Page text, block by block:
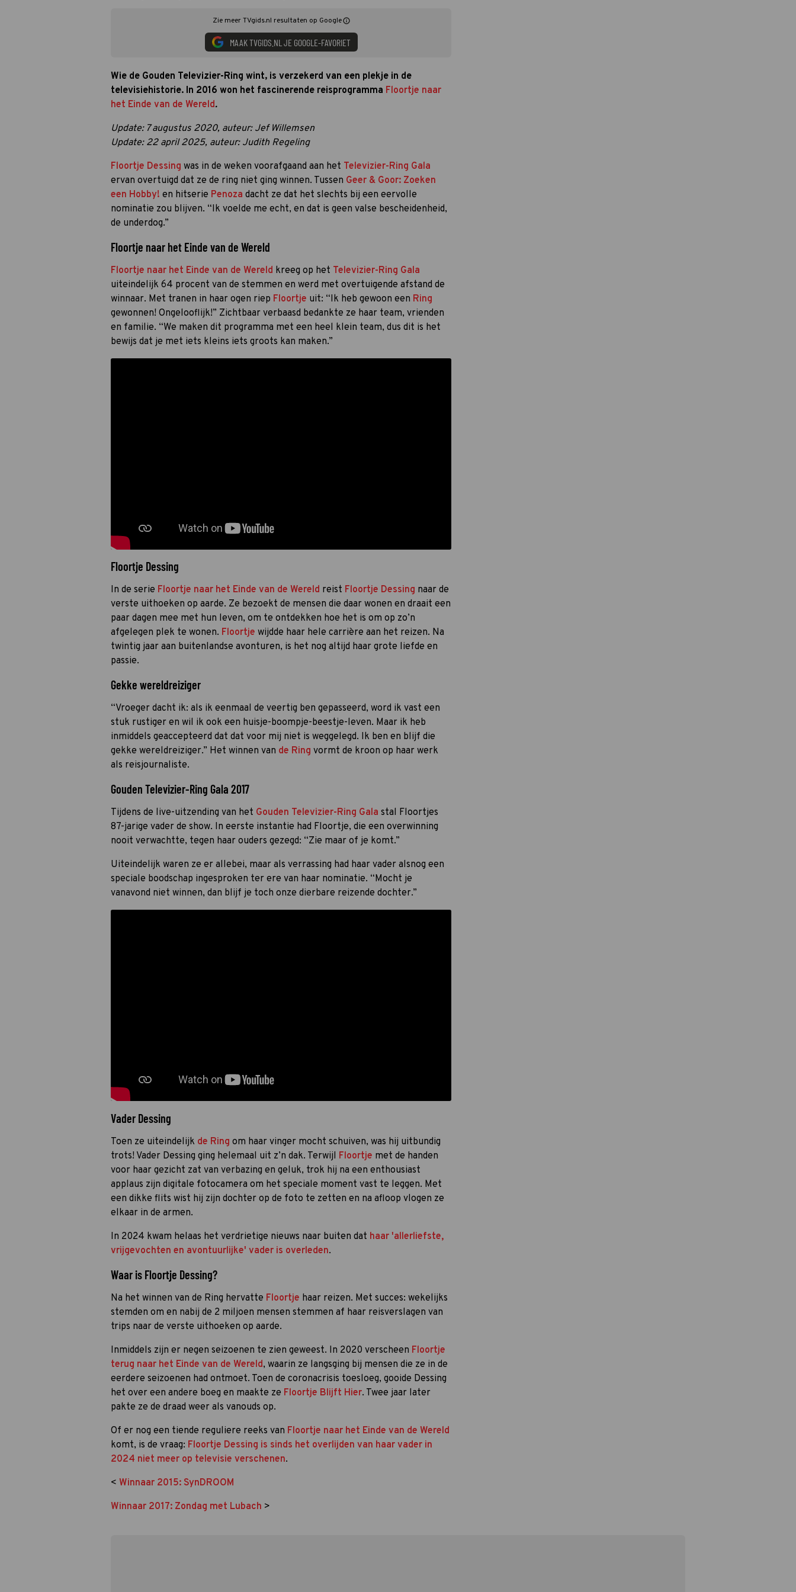
Zie meer TVgids.nl resultaten op Google
MAAK TVGIDS.NL JE GOOGLE-FAVORIET
Wie de Gouden Televizier-Ring wint, is verzekerd van een plekje in de
televisiehistorie. In 2016 won het fascinerende reisprogramma Floortje naar
het Einde van de Wereld.
Update: 7 augustus 2020, auteur: Jef Willemsen
Update: 22 april 2025, auteur: Judith Regeling
Floortje Dessing was in de weken voorafgaand aan het Televizier-Ring Gala
ervan overtuigd dat ze de ring niet ging winnen. Tussen Geer & Goor: Zoeken
een Hobby! en hitserie Penoza dacht ze dat het slechts bij een eervolle
nominatie zou blijven. “Ik voelde me echt, en dat is geen valse bescheidenheid,
de underdog.”
Floortje naar het Einde van de Wereld
Floortje naar het Einde van de Wereld kreeg op het Televizier-Ring Gala
uiteindelijk 64 procent van de stemmen en werd met overtuigende afstand de
winnaar. Met tranen in haar ogen riep Floortje uit: “Ik heb gewoon een Ring
gewonnen! Ongelooflijk!” Zichtbaar verbaasd bedankte ze haar team, vrienden
en familie. “We maken dit programma met een heel klein team, dus dit is het
bewijs dat je met iets kleins iets groots kan maken.”
Floortje Dessing
In de serie Floortje naar het Einde van de Wereld reist Floortje Dessing naar de
verste uithoeken op aarde. Ze bezoekt de mensen die daar wonen en draait een
paar dagen mee met hun leven, om te ontdekken hoe het is om op zo’n
afgelegen plek te wonen. Floortje wijdde haar hele carrière aan het reizen. Na
twintig jaar aan buitenlandse avonturen, is het nog altijd haar grote liefde en
passie.
Gekke wereldreiziger
“Vroeger dacht ik: als ik eenmaal de veertig ben gepasseerd, word ik vast een
stuk rustiger en wil ik ook een huisje-boompje-beestje-leven. Maar ik heb
inmiddels geaccepteerd dat dat voor mij niet is weggelegd. Ik ben en blijf die
gekke wereldreiziger.” Het winnen van de Ring vormt de kroon op haar werk
als reisjournaliste.
Gouden Televizier-Ring Gala 2017
Tijdens de live-uitzending van het Gouden Televizier-Ring Gala stal Floortjes
87-jarige vader de show. In eerste instantie had Floortje, die een overwinning
nooit verwachtte, tegen haar ouders gezegd: “Zie maar of je komt.”
Uiteindelijk waren ze er allebei, maar als verrassing had haar vader alsnog een
speciale boodschap ingesproken ter ere van haar nominatie. “Mocht je
vanavond niet winnen, dan blijf je toch onze dierbare reizende dochter.”
Vader Dessing
Toen ze uiteindelijk de Ring om haar vinger mocht schuiven, was hij uitbundig
trots! Vader Dessing ging helemaal uit z’n dak. Terwijl Floortje met de handen
voor haar gezicht zat van verbazing en geluk, trok hij na een enthousiast
applaus zijn digitale fotocamera om het speciale moment vast te leggen. Met
een dikke flits wist hij zijn dochter op de foto te zetten en na afloop vlogen ze
elkaar in de armen.
In 2024 kwam helaas het verdrietige nieuws naar buiten dat haar 'allerliefste,
vrijgevochten en avontuurlijke' vader is overleden.
Waar is Floortje Dessing?
Na het winnen van de Ring hervatte Floortje haar reizen. Met succes: wekelijks
stemden om en nabij de 2 miljoen mensen stemmen af haar reisverslagen van
trips naar de verste uithoeken op aarde.
Inmiddels zijn er negen seizoenen te zien geweest. In 2020 verscheen Floortje
terug naar het Einde van de Wereld, waarin ze langsging bij mensen die ze in de
eerdere seizoenen had ontmoet. Toen de coronacrisis toesloeg, gooide Dessing
het over een andere boeg en maakte ze Floortje Blijft Hier. Twee jaar later
pakte ze de draad weer als vanouds op.
Of er nog een tiende reguliere reeks van Floortje naar het Einde van de Wereld
komt, is de vraag: Floortje Dessing is sinds het overlijden van haar vader in
2024 niet meer op televisie verschenen.
< Winnaar 2015: SynDROOM
Winnaar 2017: Zondag met Lubach >